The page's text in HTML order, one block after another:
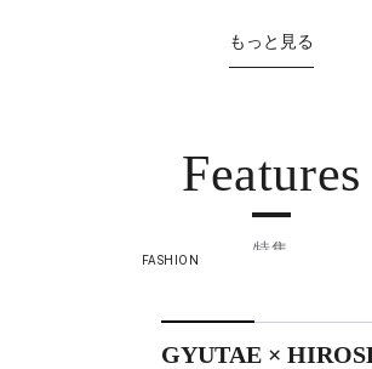
もっと見る
Features
特集
FASHION
GYUTAE ×